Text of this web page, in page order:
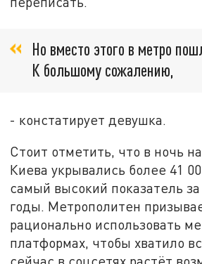
Но вместо этого в метро
К большому сожалению,
- констатирует девушка.
Стоит отметить, что в ночь
Киева укрывались более 41
самый высокий показатель
годы. Метрополитен
рационально использовать
платформах, чтобы хватило